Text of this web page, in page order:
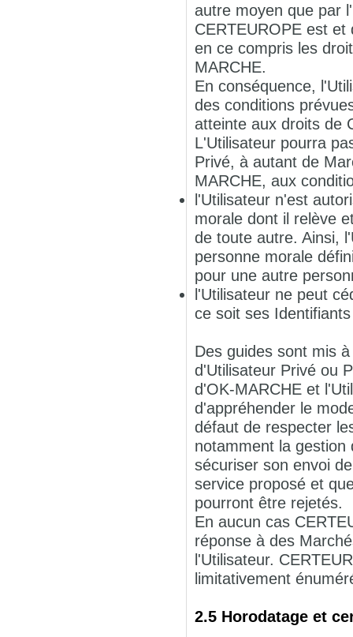
autre moyen que par
CERTEUROPE est
en ce compris les
MARCHE.
En conséquence,
des conditions
atteinte aux droits de
L'Utilisateur pourra
Privé, à autant de
MARCHE, aux
l'Utilisateur n'est
morale dont il relève
de toute autre. Ainsi,
personne morale
pour une autre
l'Utilisateur ne peut
ce soit ses
Des guides sont mis
d'Utilisateur Privé ou
d'OK-MARCHE et
d'appréhender le
défaut de respecter
notamment la
sécuriser son envoi
service proposé et
pourront être rejetés.
En aucun cas
réponse à des
l'Utilisateur.
limitativement
2.5 Horodatage et